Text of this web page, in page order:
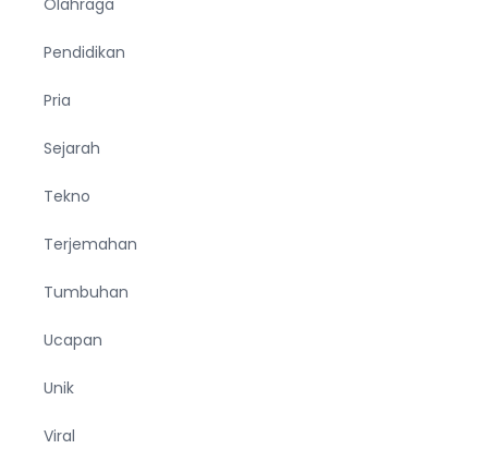
Olahraga
Pendidikan
Pria
Sejarah
Tekno
Terjemahan
Tumbuhan
Ucapan
Unik
Viral